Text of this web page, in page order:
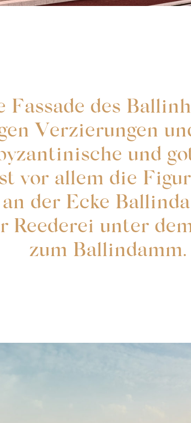
Fassade des
Verzierungen
und
vor allem die
der Ecke
Reederei unter
zum Ballindamm.